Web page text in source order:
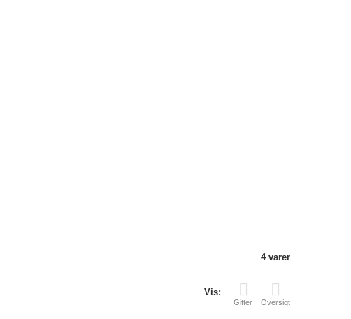
4 varer
Vis:
Gitter Oversigt